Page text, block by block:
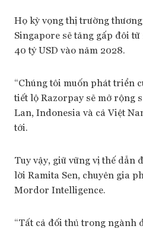
Họ kỳ vọng thị trường
Singapore sẽ tăng gấp đôi
40 tỷ USD vào năm 2028.
“Chúng tôi muốn phát triển
tiết lộ Razorpay sẽ mở rộng
Lan, Indonesia và cả Việt
tới.
Tuy vậy, giữ vững vị thế dẫn
lời Ramita Sen, chuyên gia
Mordor Intelligence.
“Tất cả đối thủ trong ngành